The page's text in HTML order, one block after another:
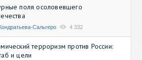
поля осоловевшего
Сальгеро 4 332
терроризм против России:
и цели